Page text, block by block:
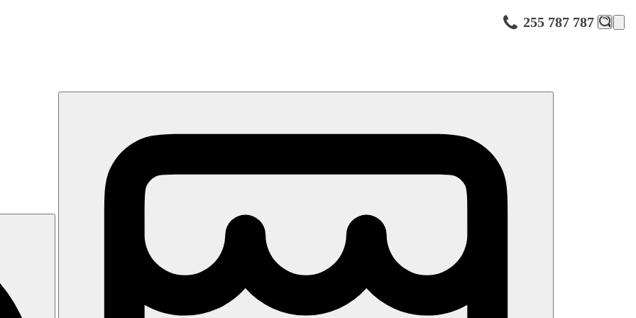
255 787 787
a rušného letoviska Slunečné pobřeží. Nejbližší nákupní a zábavní možnosti se nachází v okolí hotelu, pláž přes promenádu. Letiště
bary, snack bar, dva bazény, wellness centrum, posilovna, noční klub
klimatizace, minilednička, telefon, TV/sat., trezor, balkon
uvedené vybavení)